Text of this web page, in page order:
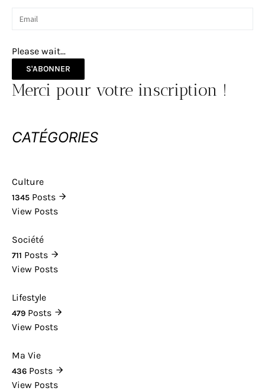
Please wait...
S'ABONNER
Merci pour votre inscription !
CATÉGORIES
Culture
1345 Posts
View Posts
Société
711 Posts
View Posts
Lifestyle
479 Posts
View Posts
Ma Vie
436 Posts
View Posts